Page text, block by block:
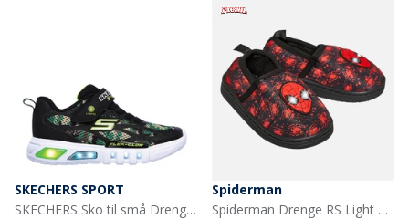
SKECHERS SPORT
SKECHERS Sko til små Drenge Flex Glow Rondler Camouflage
Spiderman
Spiderman Drenge RS Light Up Hjemmesko Sort/Rød